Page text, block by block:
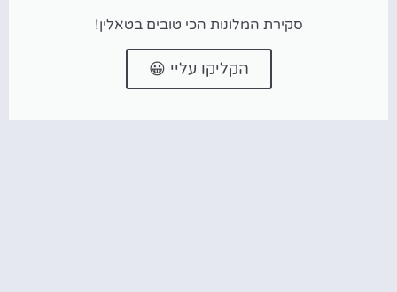
סקירת המלונות הכי טובים בטאלין!
הקליקו עליי 😀